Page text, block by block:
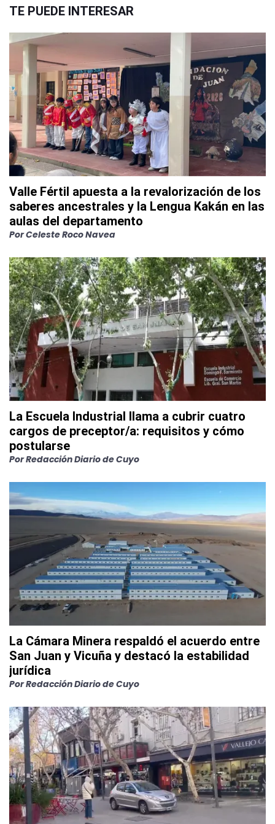
TE PUEDE INTERESAR
Valle Fértil apuesta a la revalorización de los
saberes ancestrales y la Lengua Kakán en las
aulas del departamento
PorCeleste Roco Navea
La Escuela Industrial llama a cubrir cuatro
cargos de preceptor/a: requisitos y cómo
postularse
PorRedacción Diario de Cuyo
La Cámara Minera respaldó el acuerdo entre
San Juan y Vicuña y destacó la estabilidad
jurídica
PorRedacción Diario de Cuyo